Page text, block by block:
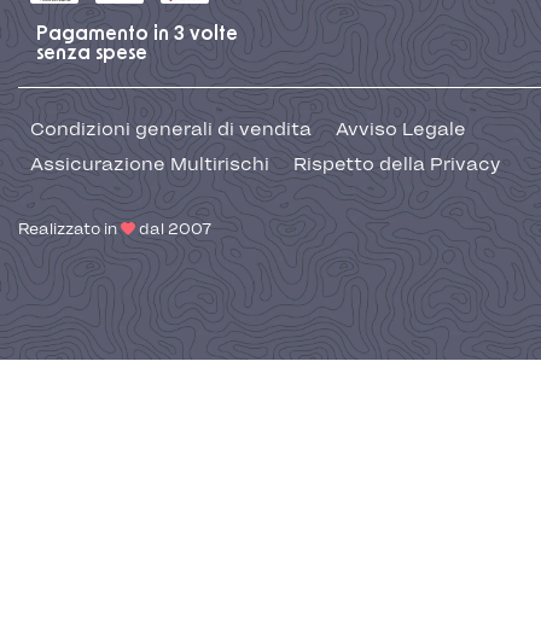
Pagamento in 3 volte
senza spese
Condizioni generali di vendita
Avviso Legale
Assicurazione Multirischi
Rispetto della Privacy
Realizzato in dal 2007